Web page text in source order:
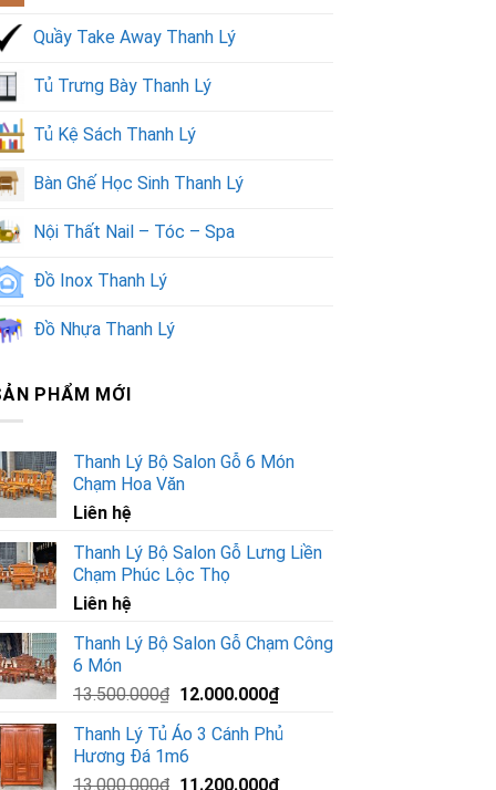
Quầy Take Away Thanh Lý
Tủ Trưng Bày Thanh Lý
Tủ Kệ Sách Thanh Lý
Bàn Ghế Học Sinh Thanh Lý
Nội Thất Nail – Tóc – Spa
Đồ Inox Thanh Lý
Đồ Nhựa Thanh Lý
PHẨM MỚI
Thanh Lý Bộ Salon Gỗ 6 Món
Chạm Hoa Văn
Liên hệ
Thanh Lý Bộ Salon Gỗ Lưng Liền
Chạm Phúc Lộc Thọ
Liên hệ
Thanh Lý Bộ Salon Gỗ Chạm Công
6 Món
13.500.000₫ Giá
là:
13.500.000₫.
12.000.000₫Giá
tại
Thanh Lý Tủ Áo 3 Cánh Phủ
Hương Đá 1m6
13.000.000₫ Giá
11.200.000₫Giá